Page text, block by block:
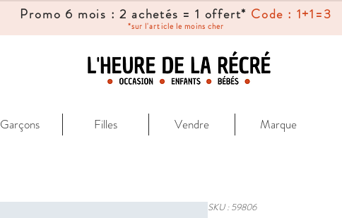
Promo 6 mois : 2 achetés = 1 offert* Code : 1+1=3
*sur l'article le moins cher
Garçons Filles Vendre Marque
SKU : 59806